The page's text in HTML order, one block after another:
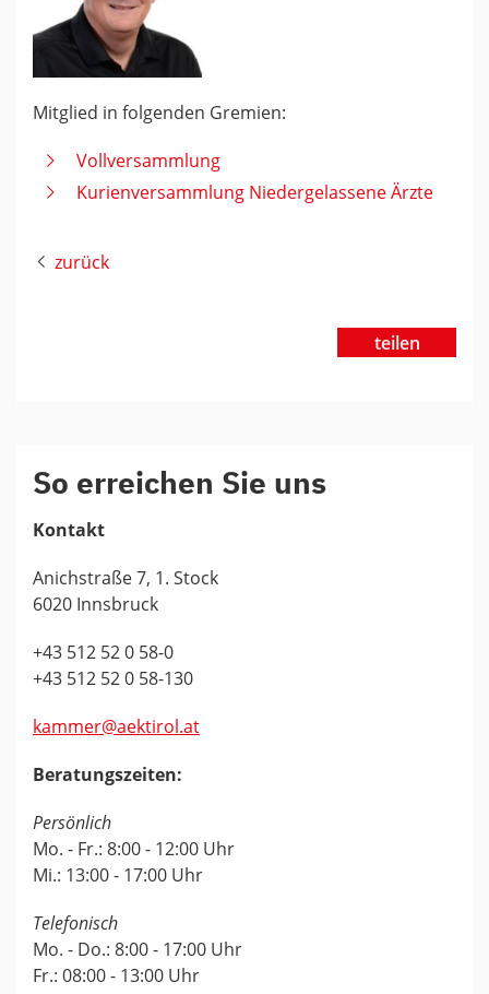
Mitglied in folgenden Gremien:
Vollversammlung
Kurienversammlung Niedergelassene Ärzte
zurück
teilen
So erreichen Sie uns
Kontakt
Anichstraße 7, 1. Stock
6020 Innsbruck
+43 512 52 0 58-0
+43 512 52 0 58-130
kammer@aektirol.at
Beratungszeiten:
Persönlich
Mo. - Fr.: 8:00 - 12:00 Uhr
Mi.: 13:00 - 17:00 Uhr
Telefonisch
Mo. - Do.: 8:00 - 17:00 Uhr
Fr.: 08:00 - 13:00 Uhr